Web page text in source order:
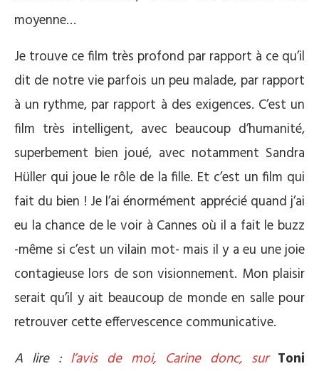
moyenne…
Je trouve ce film très profond par rapport à ce qu’il
dit de notre vie parfois un peu malade, par rapport
à un rythme, par rapport à des exigences. C’est un
film très intelligent, avec beaucoup d’humanité,
superbement bien joué, avec notamment Sandra
Hüller qui joue le rôle de la fille. Et c’est un film qui
fait du bien ! Je l’ai énormément apprécié quand j’ai
eu la chance de le voir à Cannes où il a fait le buzz
-même si c’est un vilain mot- mais il y a eu une joie
contagieuse lors de son visionnement. Mon plaisir
serait qu’il y ait beaucoup de monde en salle pour
retrouver cette effervescence communicative.
A lire : l’avis de moi, Carine donc, sur Toni